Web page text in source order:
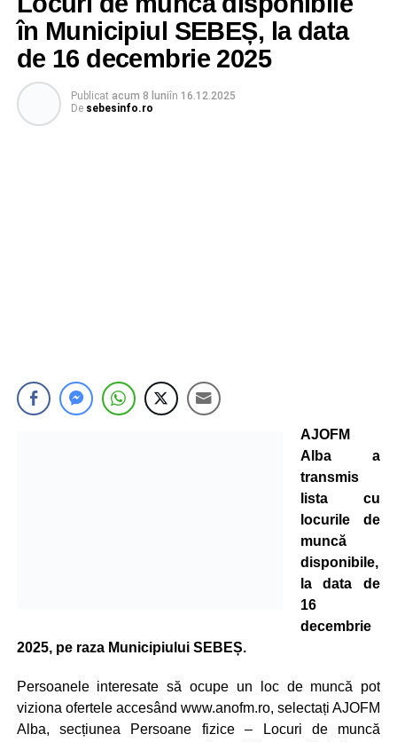
în Municipiul SEBEȘ, la data
de 16 decembrie 2025
Publicat acum 8 luniîn 16.12.2025
De sebesinfo.ro
AJOFM
Alba a
transmis
lista cu
locurile de
muncă
disponibile,
la data de
16
decembrie
2025, pe raza Municipiului SEBEȘ.
Persoanele interesate să ocupe un loc de muncă pot
viziona ofertele accesând www.anofm.ro, selectați AJOFM
Alba, secțiunea Persoane fizice – Locuri de muncă